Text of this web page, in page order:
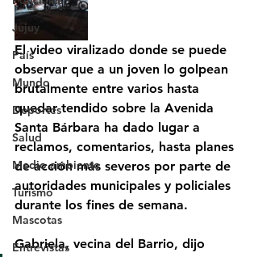
Jujuy
País
Mundo
Deportes
Salud
Medio ambiente
Turismo
Mascotas
Entrevistas
El video viralizado donde se puede
observar que a un joven lo golpean
brutalmente entre varios hasta
quedar tendido sobre la Avenida
Santa Bárbara ha dado lugar a
reclamos, comentarios, hasta planes
de acción más severos por parte de
autoridades municipales y policiales
durante los fines de semana.
Gabriela, vecina del Barrio, dijo